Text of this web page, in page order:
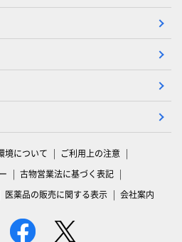
境について
ご利用上の注意
古物営業法に基づく表記
医薬品の販売に関する表示 会社案内